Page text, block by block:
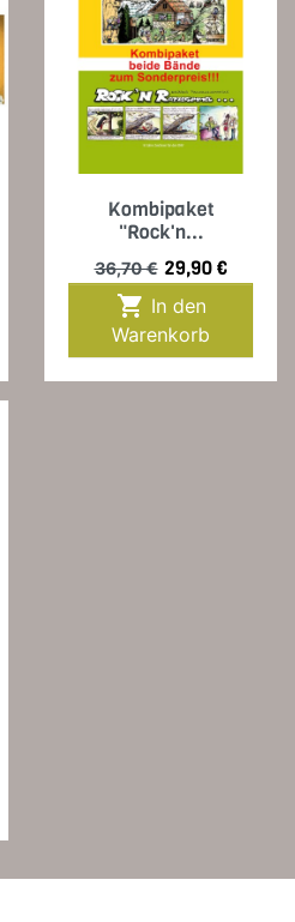
Kombipaket
"Rock'n...
Verkaufspreis
36,70 € Preis
29,90 €

Warenkorb